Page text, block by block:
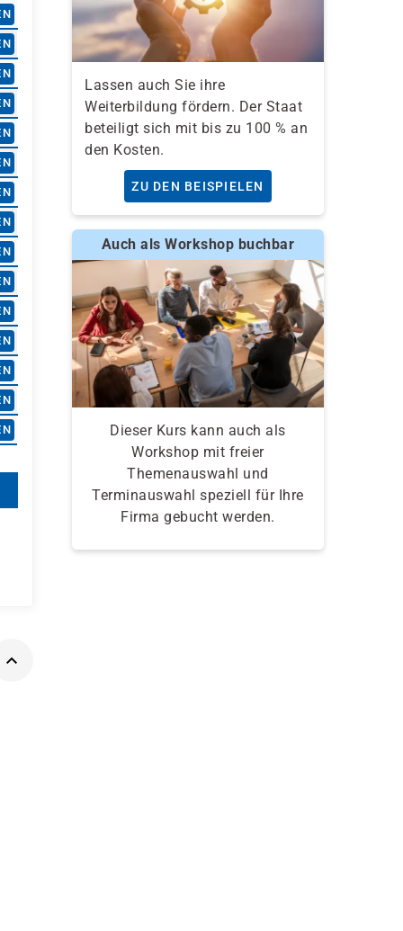
Lassen auch Sie ihre
Weiterbildung fördern. Der Staat
beteiligt sich mit bis zu 100 % an
den Kosten.
ZU DEN BEISPIELEN
Auch als Workshop buchbar
Dieser Kurs kann auch als
Workshop mit freier
Themenauswahl und
Terminauswahl speziell für Ihre
Firma gebucht werden.